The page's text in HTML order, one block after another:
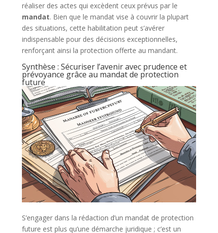
réaliser des actes qui excèdent ceux prévus par le
mandat. Bien que le mandat vise à couvrir la plupart
des situations, cette habilitation peut s’avérer
indispensable pour des décisions exceptionnelles,
renforçant ainsi la protection offerte au mandant.
Synthèse : Sécuriser l’avenir avec prudence et
prévoyance grâce au mandat de protection
future
S’engager dans la rédaction d’un mandat de protection
future est plus qu’une démarche juridique ; c’est un